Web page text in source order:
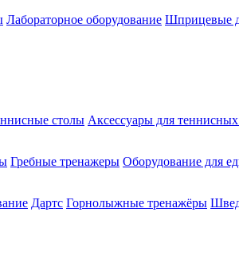
Лабораторное оборудование Шприцевые
столы Аксессуары для теннисных
Гребные тренажеры Оборудование для
Дартс Горнолыжные тренажёры